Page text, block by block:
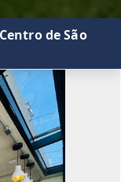
de São